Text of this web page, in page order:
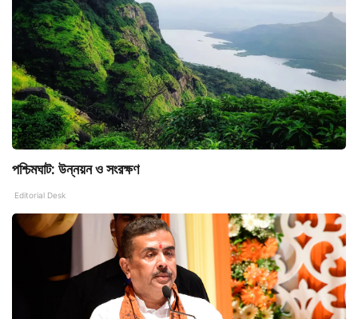
পশ্চিমঘাট: উন্নয়ন ও সংরক্ষণ
Editorial Desk